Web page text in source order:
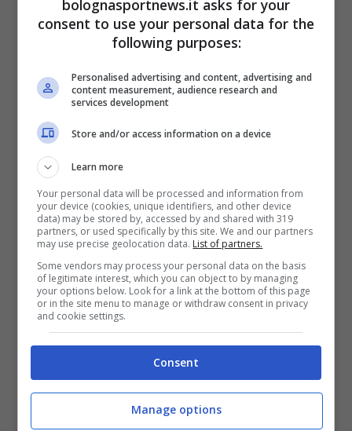
per l’attaccante di Moncalieri è stata molto
limitata. L’infortunio molto complesso
infatti costretto ilNapolia tornare sul
quindi l’arrivo di Rasmus Hojlund
he – nel giro di un paio di giorni – si è preso
la maglia da titolare
Per questo motivo, il centravanti ex Udinese è
finito al centro del mercato in uscita della
squadra durante questo mercato appena
concluso, con la soluzione migliore per tutti
che è poi stata trovata nel Forest, in Premier
League e sempre attenta alle opportunità di
mercato dalla Serie A, come Savona o
bolognasportnews.it asks for your
consent to use your personal data for the
following purposes:
Personalised advertising and content, advertising and
content measurement, audience research and
services development
Store and/or access information on a device
Learn more
Your personal data will be processed and information from
your device (cookies, unique identifiers, and other device
data) may be stored by, accessed by and shared with 319
partners, or used specifically by this site. We and our partners
may use precise geolocation data. List of partners.
Some vendors may process your personal data on the basis
of legitimate interest, which you can object to by managing
your options below. Look for a link at the bottom of this page
or in the site menu to manage or withdraw consent in privacy
and cookie settings.
Consent
Manage options